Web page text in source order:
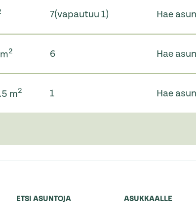
7(vapautuu 1) Hae
2 6 Hae
m2 1 Hae
ETSI ASUNTOJA
ASUKKAALLE